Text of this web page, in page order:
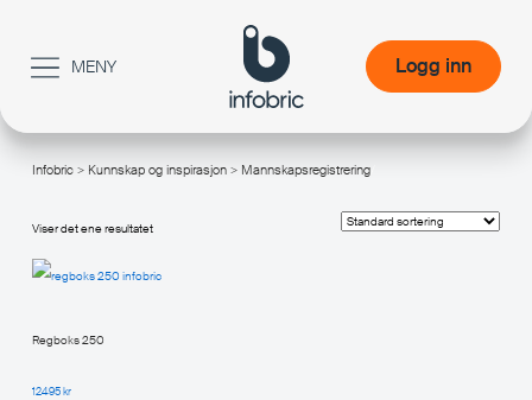
MENY
Logg inn
Logg inn
Infobric> Kunnskap og inspirasjon> Mannskapsregistrering/
Viser det ene resultatet
Regboks 250
12495 kr